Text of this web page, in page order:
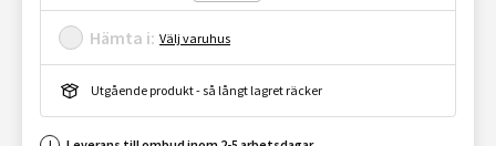
Hämta i: Välj varuhus
Utgående produkt - så långt lagret räcker